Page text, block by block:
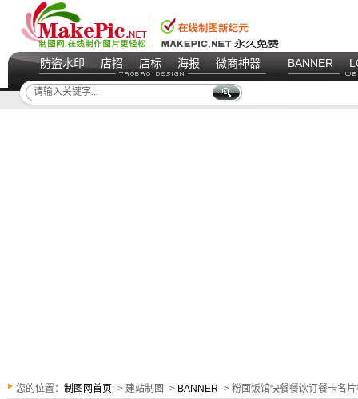
防盗水印 店招 店标 海报 微商神器 BANNER
您的位置： 制图网首页 -> 建站制图 -> BANNER -> 粉面饭馆快餐餐饮订餐卡名